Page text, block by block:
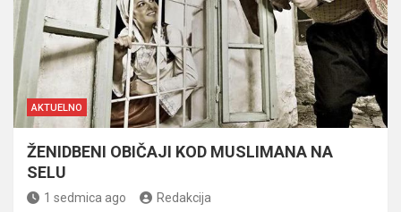
AKTUELNO
ŽENIDBENI OBIČAJI KOD MUSLIMANA NA
SELU
1 sedmica ago Redakcija